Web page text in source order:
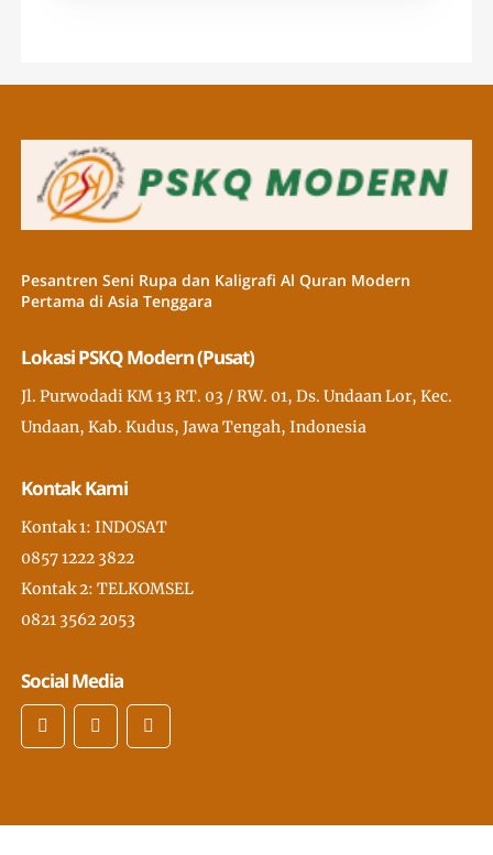
Pesantren Seni Rupa dan Kaligrafi Al Quran Modern
Pertama di Asia Tenggara
Lokasi PSKQ Modern (Pusat)
Jl. Purwodadi KM 13 RT. 03 / RW. 01, Ds. Undaan Lor, Kec.
Undaan, Kab. Kudus, Jawa Tengah, Indonesia
Kontak Kami
Kontak 1: INDOSAT
0857 1222 3822
Kontak 2: TELKOMSEL
0821 3562 2053
Social Media